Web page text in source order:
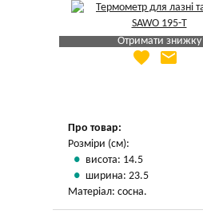
Отримати знижку
Яка Ваша ціна
favorite email
Про товар:
Розміри (см):
висота: 14.5
ширина: 23.5
Матеріал: сосна.